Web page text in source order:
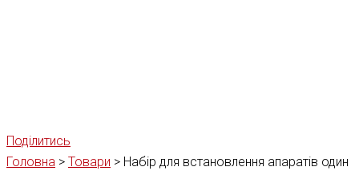
Поділитись
Головна > Товари > Набір для встановлення апаратів один